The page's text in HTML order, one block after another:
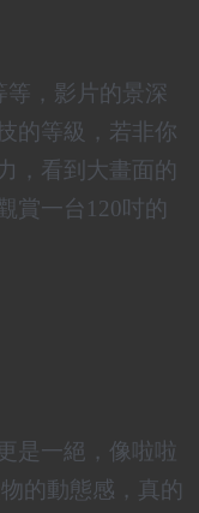
，影片的景深
的等級，若非你
，看到大畫面的
賞一台120吋的
是一絕，像啦啦
的動態感，真的